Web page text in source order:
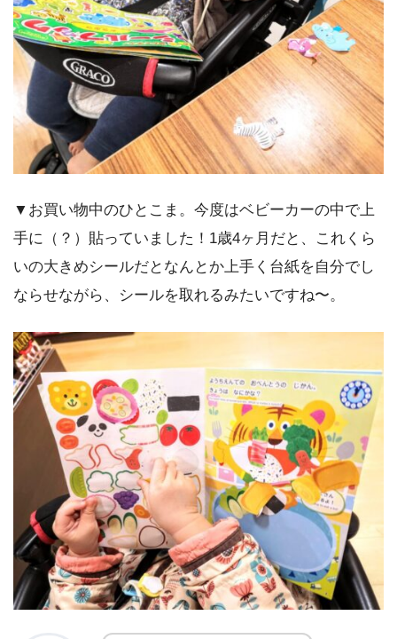
▼お買い物中のひとこま。今度はベビーカーの中で上
手に（？）貼っていました！1歳4ヶ月だと、これくら
いの大きめシールだとなんとか上手く台紙を自分でし
ならせながら、シールを取れるみたいですね〜。